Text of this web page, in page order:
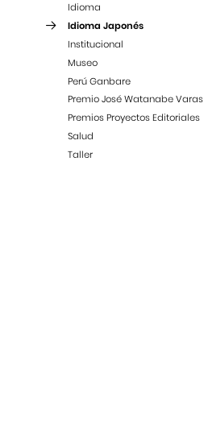
Idioma
Idioma Japonés
Institucional
Museo
Perú Ganbare
Premio José Watanabe Varas
Premios Proyectos Editoriales
Salud
Taller